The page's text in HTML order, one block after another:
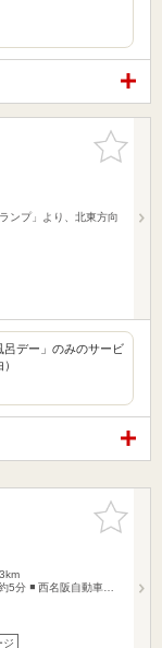
お気に入
りに追加
ンプ」より、北東方向
呂デー」のみのサービ
お気に入
りに追加
5分 ◾️ 西名阪自動車…
ジ